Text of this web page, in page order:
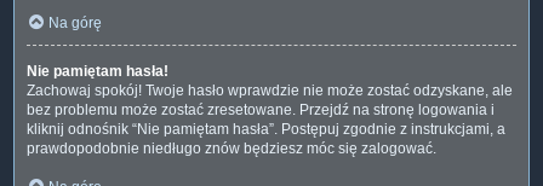
Na górę
Nie pamiętam hasła!
Zachowaj spokój! Twoje hasło wprawdzie nie może zostać odzyskane, ale
bez problemu może zostać zresetowane. Przejdź na stronę logowania i
kliknij odnośnik “Nie pamiętam hasła”. Postępuj zgodnie z instrukcjami, a
prawdopodobnie niedługo znów będziesz móc się zalogować.